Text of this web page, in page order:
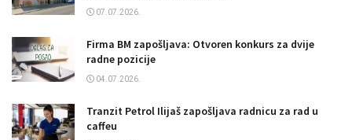
07.07.2026.
Firma BM zapošljava: Otvoren konkurs za dvije
radne pozicije
04.07.2026.
Tranzit Petrol Ilijaš zapošljava radnicu za rad u
caffeu